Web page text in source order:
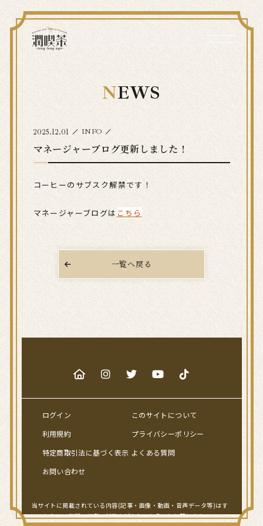
NEWS
2025.12.01 INFO
マネージャーブログ更新しました！
コーヒーのサブスク解禁です！
マネージャーブログは こちら
一覧へ戻る
ログイン
このサイトについて
利用規約
プライバシーポリシー
特定商取引法に基づく表示 よくある質問
お問い合わせ
当サイトに掲載されている内容(記事・画像・動画・音声データ等)はす
べてにおいて無断で転載、加工などをおこなうことを禁じます。